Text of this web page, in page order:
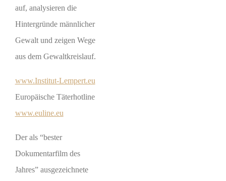
auf, analysieren die
Hintergründe männlicher
Gewalt und zeigen Wege
aus dem Gewaltkreislauf.
www.Institut-Lempert.eu
Europäische Täterhotline
www.euline.eu
Der als “bester
Dokumentarfilm des
Jahres” ausgezeichnete